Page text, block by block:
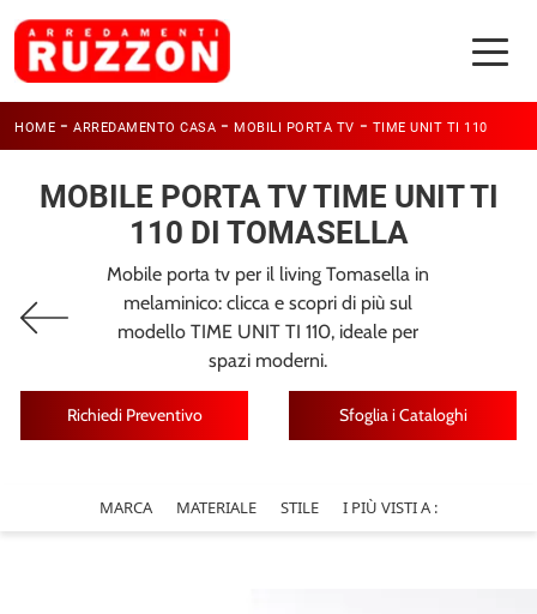
HOME - ARREDAMENTO CASA - MOBILI PORTA TV - TIME UNIT TI 110
MOBILE PORTA TV TIME UNIT TI
110 DI TOMASELLA
Mobile porta tv per il living Tomasella in
melaminico: clicca e scopri di più sul
modello TIME UNIT TI 110, ideale per
spazi moderni.
Richiedi Preventivo Sfoglia i Cataloghi
MARCA MATERIALE STILE I PIÙ VISTI A :